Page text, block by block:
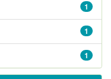
1
1
1